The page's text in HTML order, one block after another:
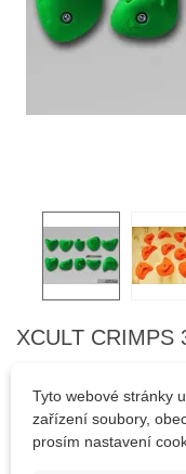
XCULT CRIMPS
Deset lištových chytů
Tyto webové stránky
zařízení soubory,
prosím nastavení